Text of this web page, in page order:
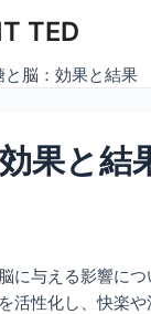
TED
と脳：効果と結果
果と結
に与える影響につ
活性化し、快楽